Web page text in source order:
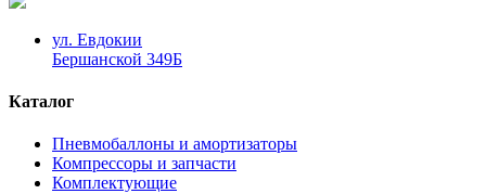
ул. Евдокии
Бершанской 349Б
Каталог
Пневмобаллоны и амортизаторы
Компрессоры и запчасти
Комплектующие